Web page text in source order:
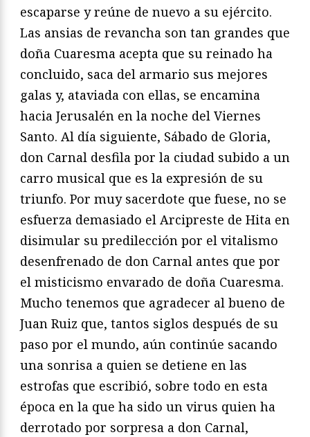
escaparse y reúne de nuevo a su ejército.
Las ansias de revancha son tan grandes que
doña Cuaresma acepta que su reinado ha
concluido, saca del armario sus mejores
galas y, ataviada con ellas, se encamina
hacia Jerusalén en la noche del Viernes
Santo. Al día siguiente, Sábado de Gloria,
don Carnal desfila por la ciudad subido a un
carro musical que es la expresión de su
triunfo. Por muy sacerdote que fuese, no se
esfuerza demasiado el Arcipreste de Hita en
disimular su predilección por el vitalismo
desenfrenado de don Carnal antes que por
el misticismo envarado de doña Cuaresma.
Mucho tenemos que agradecer al bueno de
Juan Ruiz que, tantos siglos después de su
paso por el mundo, aún continúe sacando
una sonrisa a quien se detiene en las
estrofas que escribió, sobre todo en esta
época en la que ha sido un virus quien ha
derrotado por sorpresa a don Carnal,